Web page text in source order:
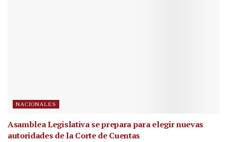
NACIONALES
Asamblea Legislativa se prepara para elegir nuevas
autoridades de la Corte de Cuentas